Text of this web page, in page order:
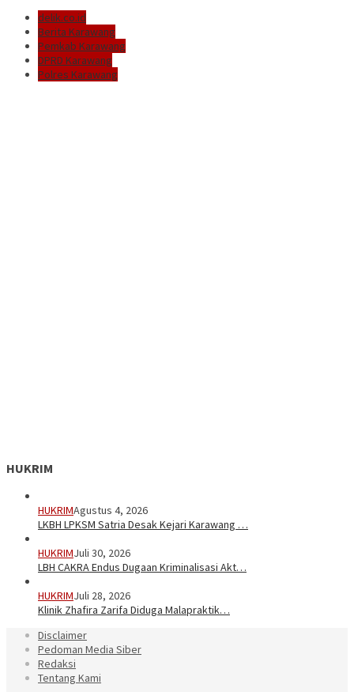
delik.co.id
Berita Karawang
Pemkab Karawang
DPRD Karawang
Polres Karawang
HUKRIM
HUKRIMAgustus 4, 2026
LKBH LPKSM Satria Desak Kejari Karawang …
HUKRIMJuli 30, 2026
LBH CAKRA Endus Dugaan Kriminalisasi Akt…
HUKRIMJuli 28, 2026
Klinik Zhafira Zarifa Diduga Malapraktik…
Disclaimer
Pedoman Media Siber
Redaksi
Tentang Kami